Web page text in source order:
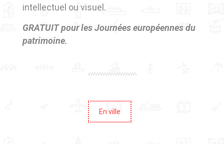
intellectuel ou visuel.
GRATUIT pour les Journées européennes du
patrimoine.
En ville